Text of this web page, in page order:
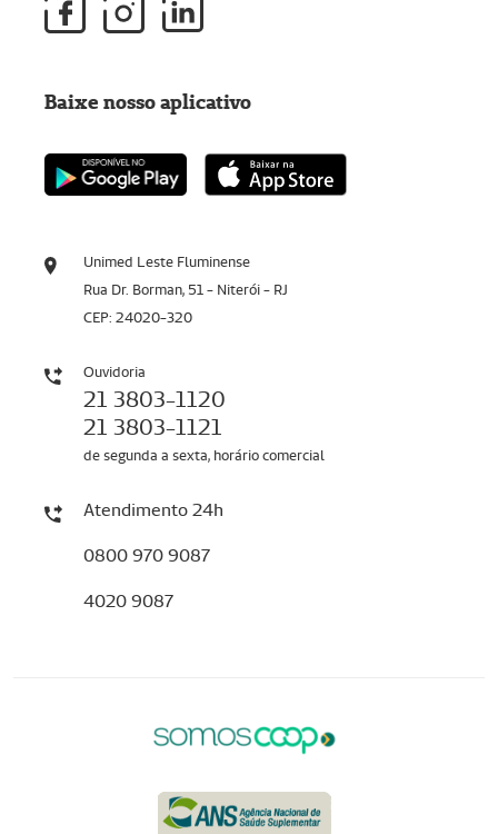
Unimed Leste Fluminense
Rua Dr. Borman, 51 - Niterói - RJ
CEP: 24020-320
Ouvidoria
21 3803-1120
21 3803-1121
de segunda a sexta, horário comercial
Atendimento 24h
0800 970 9087
4020 9087
Baixe nosso aplicativo